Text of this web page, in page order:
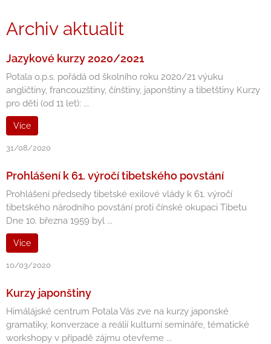
Archiv aktualit
Jazykové kurzy 2020/2021
Potala o.p.s. pořádá od školního roku 2020/21 výuku
angličtiny, francouzštiny, čínštiny, japonštiny a tibetštiny Kurzy
pro děti (od 11 let): ...
Více
31/08/2020
Prohlášení k 61. výročí tibetského povstání
Prohlášení předsedy tibetské exilové vlády k 61. výročí
tibetského národního povstání proti čínské okupaci Tibetu
Dne 10. března 1959 byl ...
Více
10/03/2020
Kurzy japonštiny
Himálájské centrum Potala Vás zve na kurzy japonské
gramatiky, konverzace a reálií kulturní semináře, tématické
workshopy v případě zájmu otevřeme ...